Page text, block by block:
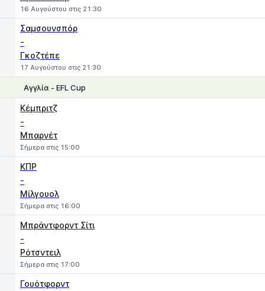
16 Αυγούστου στις 21:30
Σαμσουνσπόρ
-
Γκοζτέπε
17 Αυγούστου στις 21:30
Αγγλία - EFL Cup
Κέμπριτζ
-
Μπαρνέτ
Σήμερα στις 15:00
ΚΠΡ
-
Μίλγουολ
Σήμερα στις 16:00
Μπράντφορντ Σίτι
-
Ρότσντειλ
Σήμερα στις 17:00
Γουότφορντ